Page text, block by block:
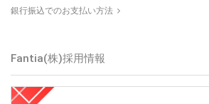
銀行振込でのお支払い方法
Fantia(株)採用情報